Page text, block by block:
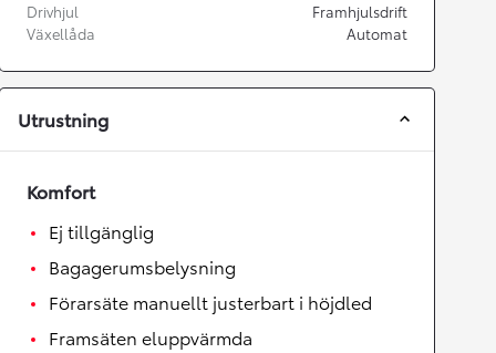
Drivhjul
Framhjulsdrift
Växellåda
Automat
Utrustning
Komfort
Ej tillgänglig
Bagagerumsbelysning
Förarsäte manuellt justerbart i höjdled
Framsäten eluppvärmda